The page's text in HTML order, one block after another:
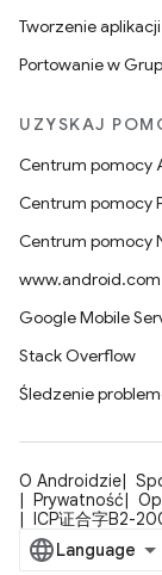
Tworzenie
Portowanie w
UZYSKAJ
Centrum pomocy
Centrum pomocy
Centrum pomocy
www.android.com
Google Mobile
Stack Overflow
Śledzenie
O Androidzie
Prywatność
ICP证合字B2-